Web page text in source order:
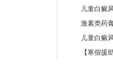
儿童白癜
激素类药
儿童白癜
【寒假援